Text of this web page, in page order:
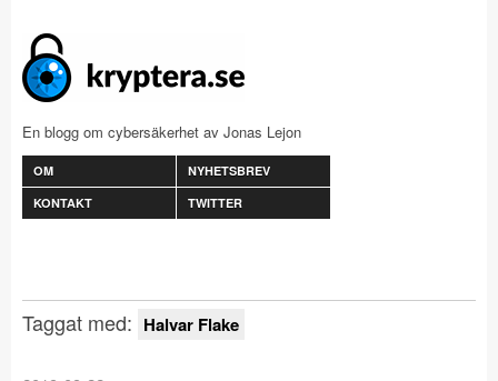
En blogg om cybersäkerhet av Jonas Lejon
OM
NYHETSBREV
KONTAKT
TWITTER
Taggat med: Halvar Flake